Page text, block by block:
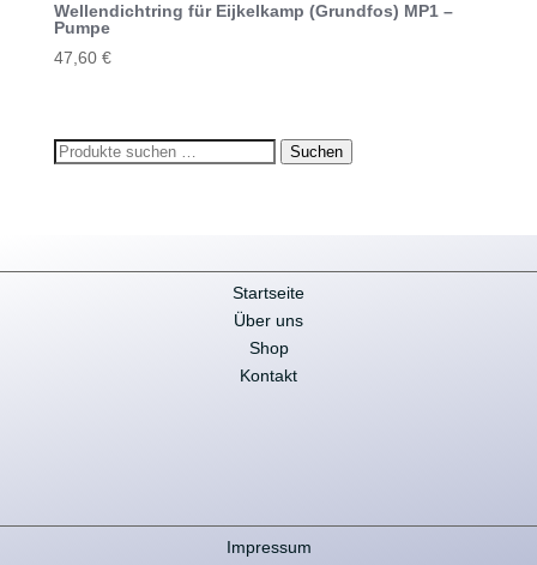
Wellendichtring für Eijkelkamp (Grundfos) MP1 –
Pumpe
47,60 €
Suchen
Suchen
Startseite
Über uns
Shop
Kontakt
Impressum